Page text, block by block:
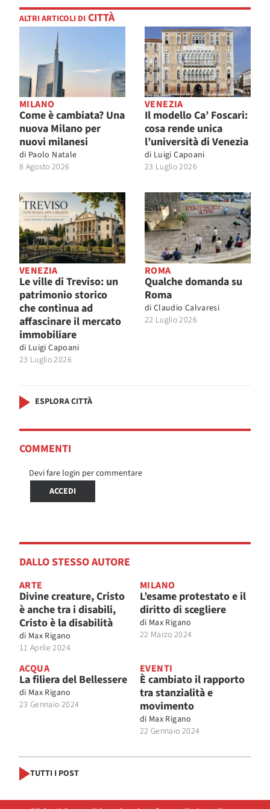
ALTRI ARTICOLI DI CITTÀ
MILANO
Come è cambiata? Una
nuova Milano per
nuovi milanesi
di Paolo Natale
8 Agosto 2026
VENEZIA
Il modello Ca’ Foscari:
cosa rende unica
l’università di Venezia
di Luigi Capoani
23 Luglio 2026
VENEZIA
Le ville di Treviso: un
patrimonio storico
che continua ad
affascinare il mercato
immobiliare
di Luigi Capoani
23 Luglio 2026
ROMA
Qualche domanda su
Roma
di Claudio Calvaresi
22 Luglio 2026
ESPLORA CITTÀ
COMMENTI
Devi fare login per commentare
ACCEDI
DALLO STESSO AUTORE
ARTE
Divine creature, Cristo
è anche tra i disabili,
Cristo è la disabilità
di Max Rigano
11 Aprile 2024
MILANO
L’esame protestato e il
diritto di scegliere
di Max Rigano
22 Marzo 2024
ACQUA
La filiera del Bellessere
di Max Rigano
23 Gennaio 2024
EVENTI
È cambiato il rapporto
tra stanzialità e
movimento
di Max Rigano
22 Gennaio 2024
TUTTI I POST